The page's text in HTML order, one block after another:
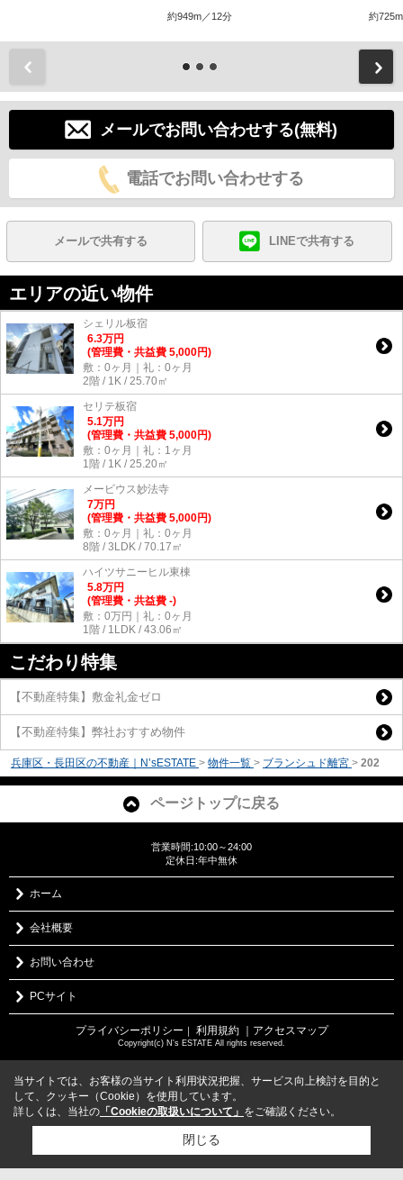
約949m／12分 約
メールでお問い合わせする(無料)
電話でお問い合わせする
メールで共有する LINEで共有する
エリアの近い物件
シェリル板宿
6.3万円
(管理費・共益費 5,000円)
敷：0ヶ月｜礼：0ヶ月
2階 / 1K / 25.70㎡
セリテ板宿
5.1万円
(管理費・共益費 5,000円)
敷：0ヶ月｜礼：1ヶ月
1階 / 1K / 25.20㎡
メービウス妙法寺
7万円
(管理費・共益費 5,000円)
敷：0ヶ月｜礼：0ヶ月
8階 / 3LDK / 70.17㎡
ハイツサニーヒル東棟
5.8万円
(管理費・共益費 -)
敷：0万円｜礼：0ヶ月
1階 / 1LDK / 43.06㎡
こだわり特集
【不動産特集】敷金礼金ゼロ
【不動産特集】弊社おすすめ物件
兵庫区・長田区の不動産｜N’sESTATE > 物件一覧 > ブランシュド離宮 > 202
ページトップに戻る
営業時間:10:00～24:00
定休日:年中無休
ホーム
会社概要
お問い合わせ
PCサイト
プライバシーポリシー ｜ 利用規約 ｜アクセスマップ
Copyright(c) N's ESTATE All rights reserved.
当サイトでは、お客様の当サイト利用状況把握、サービス向上検討を目的と
して、クッキー（Cookie）を使用しています。
詳しくは、当社の 「Cookieの取扱いについて」 をご確認ください。
閉じる